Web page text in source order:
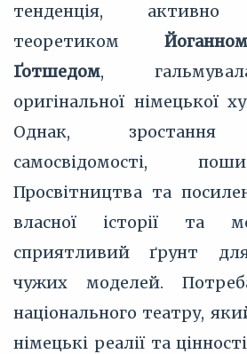
тенденція, активно
теоретиком
Ґотшедом,
оригінальної німецької
Однак, зростання
самосвідомості,
Просвітництва та
власної історії та
сприятливий ґрунт
чужих моделей.
національного театру,
німецькі реалії та